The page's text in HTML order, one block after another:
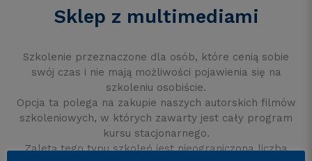
Sklep z multimediami
Szkolenie przeznaczone dla osób, które cenią sobie
swój czas i nie mają możliwości pojawienia się na
szkoleniu osobiście.
Opcja ta polega na zakupie naszych autorskich filmów
szkoleniowych, w których zawarty jest cały program
kursu stacjonarnego.
Zaletą tego typu szkoleń jest nieograniczona liczba